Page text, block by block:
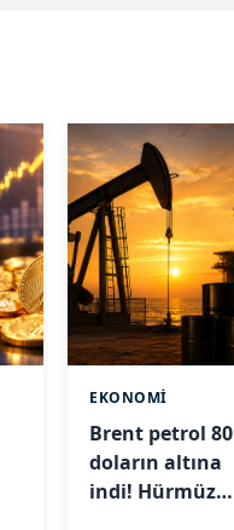
EKONOMİ
Brent petrol 80
doların altına
indi! Hürmüz